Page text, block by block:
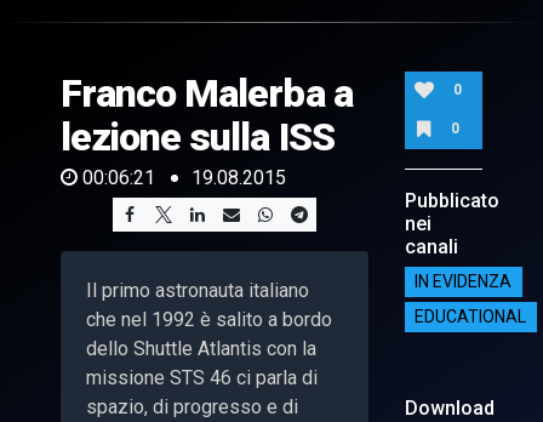
of
21
seconds
Franco Malerba a
lezione sulla ISS
00:06:21 19.08.2015
Il primo astronauta italiano
che nel 1992 è salito a bordo
dello Shuttle Atlantis con la
missione STS 46 ci parla di
spazio, di progresso e di
0
0
Pubblicato
nei
canali
IN EVIDENZA
EDUCATIONAL
Download